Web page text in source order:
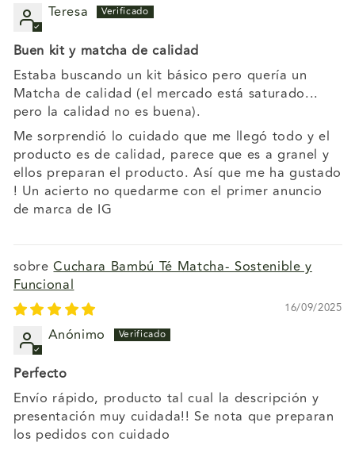
Teresa
Buen kit y matcha de calidad
Estaba buscando un kit básico pero quería un
Matcha de calidad (el mercado está saturado...
pero la calidad no es buena).
Me sorprendió lo cuidado que me llegó todo y el
producto es de calidad, parece que es a granel y
ellos preparan el producto. Así que me ha gustado
! Un acierto no quedarme con el primer anuncio
de marca de IG
Cuchara Bambú Té Matcha- Sostenible y
Funcional
16/09/2025
Anónimo
Perfecto
Envío rápido, producto tal cual la descripción y
presentación muy cuidada!! Se nota que preparan
los pedidos con cuidado